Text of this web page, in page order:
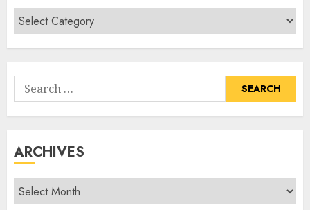
Cari
Senarai
Tumbuhan
Search
for:
ARCHIVES
Archives